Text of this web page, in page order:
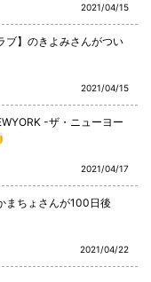
2021/04/15
ブ】のきよみさんがつい
2021/04/15
-ザ・ニューヨー
2021/04/17
まちょさんが100日後
2021/04/22